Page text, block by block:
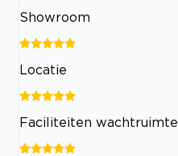
Showroom
Locatie
Faciliteiten wachtruimte